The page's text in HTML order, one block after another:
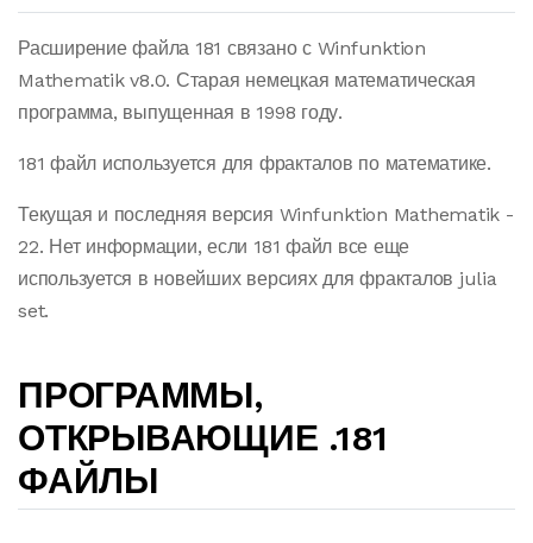
Расширение файла 181 связано с Winfunktion
Mathematik v8.0. Старая немецкая математическая
программа, выпущенная в 1998 году.
181 файл используется для фракталов по математике.
Текущая и последняя версия Winfunktion Mathematik -
22. Нет информации, если 181 файл все еще
используется в новейших версиях для фракталов julia
set.
ПРОГРАММЫ,
ОТКРЫВАЮЩИЕ .181
ФАЙЛЫ